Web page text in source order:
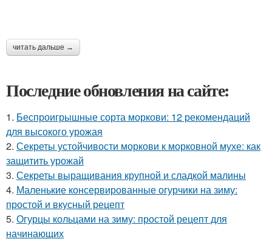
читать дальше →
Последние обновления на сайте:
1. Беспроигрышные сорта моркови: 12 рекомендаций
для высокого урожая
2. Секреты устойчивости моркови к морковной мухе: как
защитить урожай
3. Секреты выращивания крупной и сладкой малины
4. Маленькие консервированные огурчики на зиму:
простой и вкусный рецепт
5. Огурцы кольцами на зиму: простой рецепт для
начинающих